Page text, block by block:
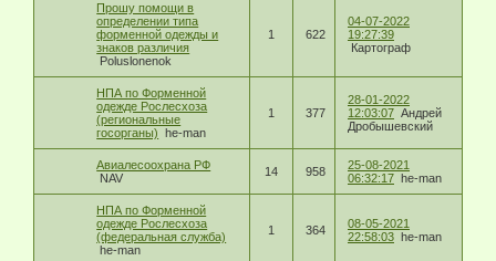
Прошу помощи в
определении типа
форменной одежды и
знаков различия
Poluslonenok
1 622
04-07-2022
19:27:39
Картограф
НПА по Форменной
одежде Рослесхоза
(региональные
госорганы)
he-man
1 377
28-01-2022
12:03:07 Андрей
Дробышевский
Авиалесоохрана РФ
NAV
14 958
25-08-2021
06:32:17 he-man
НПА по Форменной
одежде Рослесхоза
(федеральная служба)
he-man
1 364
08-05-2021
22:58:03 he-man